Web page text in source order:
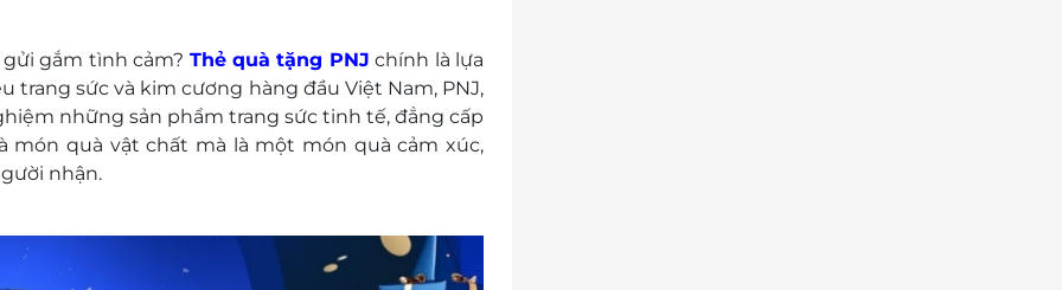
Hồ Chí Minh
Quận 1, Hồ Chí Minh
Chí Minh
gắm tình cảm? Thẻ quà tặng PNJ chính là lựa
sức và kim cương hàng đầu Việt Nam, PNJ,
những sản phẩm trang sức tinh tế, đẳng cấp
món quà vật chất mà là một món quà cảm xúc,
nhận.